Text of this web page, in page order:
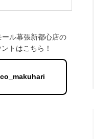
ル幕張新都心店の
トはこちら！